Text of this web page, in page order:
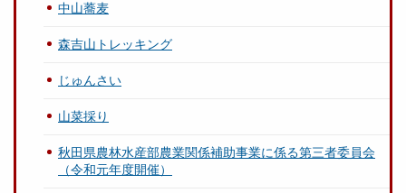
中山蕎麦
森吉山トレッキング
じゅんさい
山菜採り
秋田県農林水産部農業関係補助事業に係る第三者委員会
（令和元年度開催）